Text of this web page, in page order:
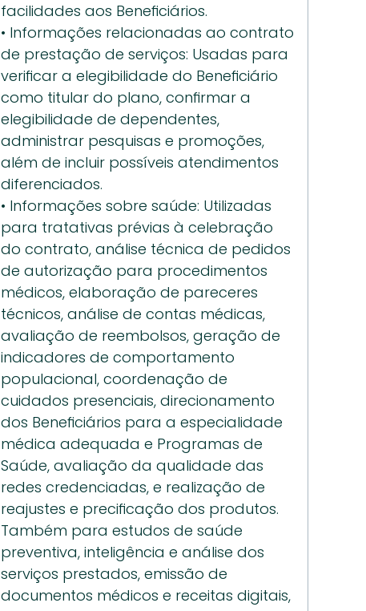
facilidades aos Beneficiários.
• Informações relacionadas ao contrato
de prestação de serviços: Usadas para
verificar a elegibilidade do Beneficiário
como titular do plano, confirmar a
elegibilidade de dependentes,
administrar pesquisas e promoções,
além de incluir possíveis atendimentos
diferenciados.
• Informações sobre saúde: Utilizadas
para tratativas prévias à celebração
do contrato, análise técnica de pedidos
de autorização para procedimentos
médicos, elaboração de pareceres
técnicos, análise de contas médicas,
avaliação de reembolsos, geração de
indicadores de comportamento
populacional, coordenação de
cuidados presenciais, direcionamento
dos Beneficiários para a especialidade
médica adequada e Programas de
Saúde, avaliação da qualidade das
redes credenciadas, e realização de
reajustes e precificação dos produtos.
Também para estudos de saúde
preventiva, inteligência e análise dos
serviços prestados, emissão de
documentos médicos e receitas digitais,